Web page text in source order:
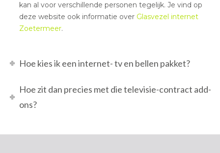
kan al voor verschillende personen tegelijk. Je vind op
deze website ook informatie over Glasvezel internet
Zoetermeer.
Hoe kies ik een internet- tv en bellen pakket?
Hoe zit dan precies met die televisie-contract add-
ons?